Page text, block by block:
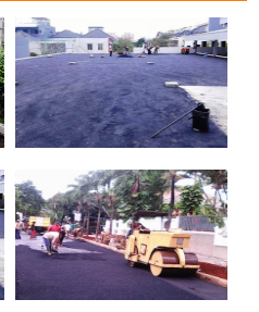
ASPAL HOTMIX TERMURAH
BANDUNG JAWA [...]